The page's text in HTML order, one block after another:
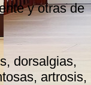
y otras de
dorsalgias,
artrosis,